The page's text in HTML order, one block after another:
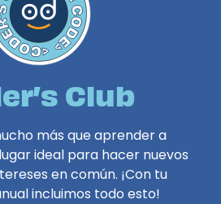
Club
más que aprender a
ideal para hacer nuevos
en común. ¡Con tu
incluimos todo esto!